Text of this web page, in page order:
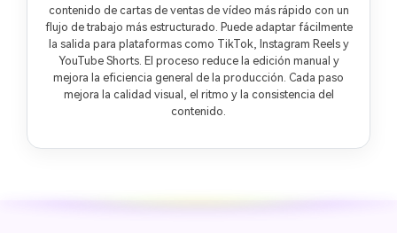
contenido de cartas de ventas de vídeo más rápido con un
flujo de trabajo más estructurado. Puede adaptar fácilmente
la salida para plataformas como TikTok, Instagram Reels y
YouTube Shorts. El proceso reduce la edición manual y
mejora la eficiencia general de la producción. Cada paso
mejora la calidad visual, el ritmo y la consistencia del
contenido.